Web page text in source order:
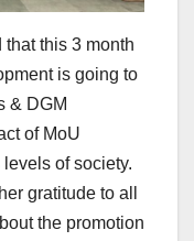
this 3 month
is going to
& DGM
of MoU
of society.
gratitude to all
the promotion